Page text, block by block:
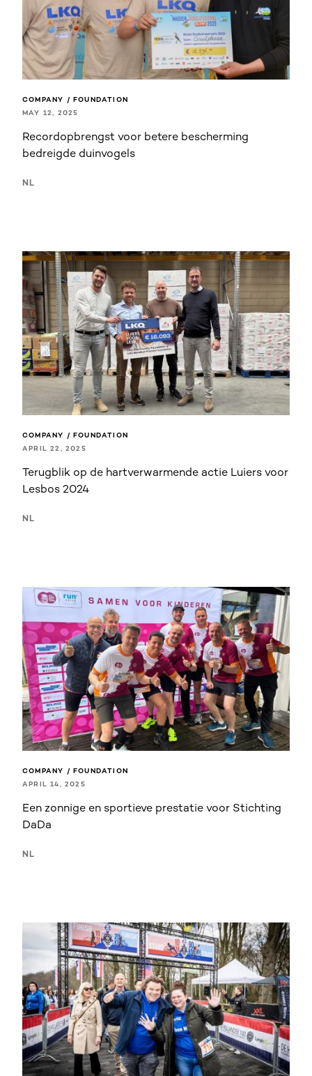
COMPANY / FOUNDATION
MAY 12, 2025
Recordopbrengst voor betere bescherming
bedreigde duinvogels
NL
COMPANY / FOUNDATION
APRIL 22, 2025
Terugblik op de hartverwarmende actie Luiers voor
Lesbos 2024
NL
COMPANY / FOUNDATION
APRIL 14, 2025
Een zonnige en sportieve prestatie voor Stichting
DaDa
NL